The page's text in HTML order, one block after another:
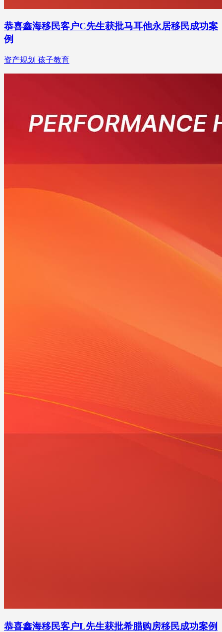
恭喜鑫海移民客户C先生获批马耳他永居移民成功案
例
资产规划 孩子教育
恭喜鑫海移民客户L先生获批希腊购房移民成功案例